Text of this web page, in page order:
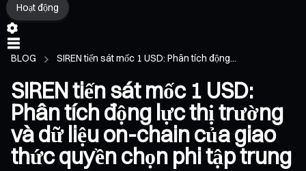
Hoạt động
BLOG SIREN tiến sát mốc 1 USD: Phân tích động...
SIREN tiến sát mốc 1 USD:
Phân tích động lực thị trường
và dữ liệu on-chain của giao
thức quyền chọn phi tập trung